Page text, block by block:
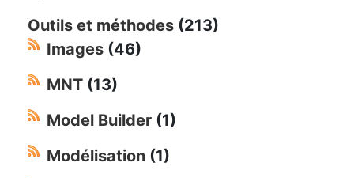
Outils et méthodes (213)
Images (46)
MNT (13)
Model Builder (1)
Modélisation (1)